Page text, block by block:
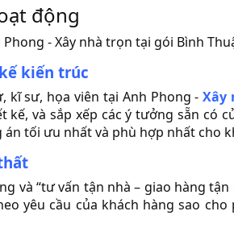
động
kiến trúc
kĩ sư, họa viên tại Anh Phong -Xây
kế, và sắp xếp các ý tưởng sẵn có
tối ưu nhất và phù hợp nhất cho
và “tư vấn tận nhà – giao hàng
yêu cầu của khách hàng sao